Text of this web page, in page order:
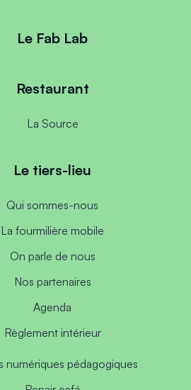
Le Fab Lab
Restaurant
La Source
Le tiers-lieu
Qui sommes-nous
La fourmilière mobile
On parle de nous
Nos partenaires
Agenda
Règlement intérieur
numériques pédagogiques